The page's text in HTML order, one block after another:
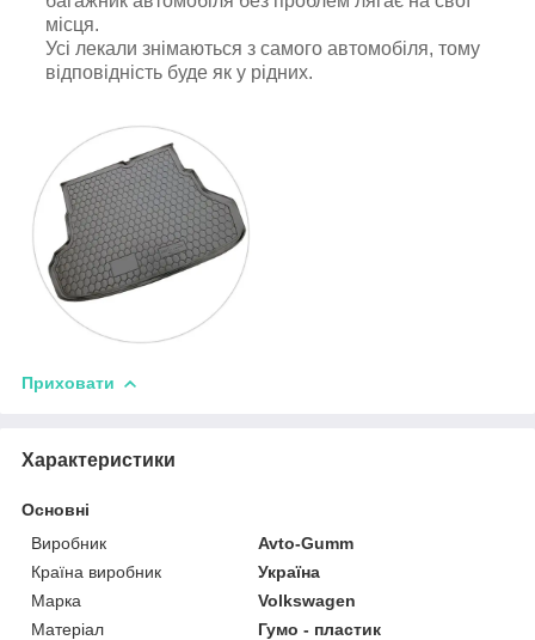
місця.
Усі лекали знімаються з самого автомобіля, тому
відповідність буде як у рідних.
Приховати
Характеристики
Основні
Виробник
Avto-Gumm
Країна виробник
Україна
Марка
Volkswagen
Матеріал
Гумо - пластик